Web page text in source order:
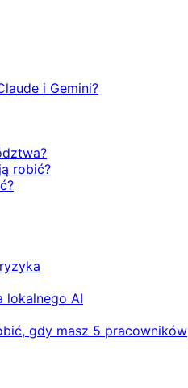
i Gemini?
robić?
lokalnego AI
gdy masz 5 pracowników